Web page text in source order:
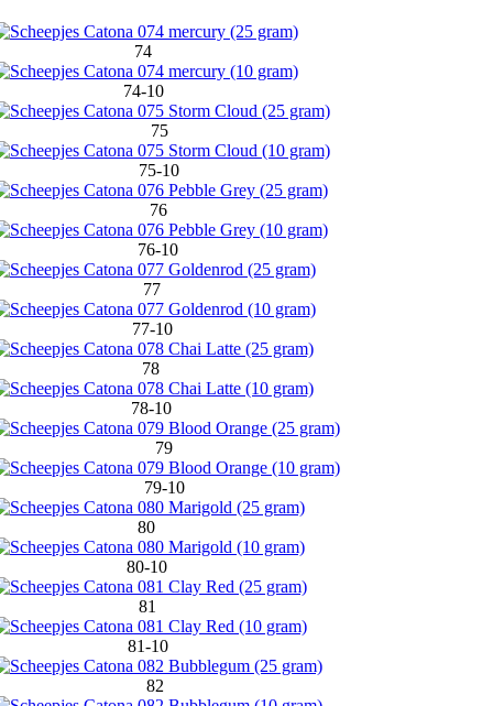
74
74-10
75
75-10
76
76-10
77
77-10
78
78-10
79
79-10
80
80-10
81
81-10
82